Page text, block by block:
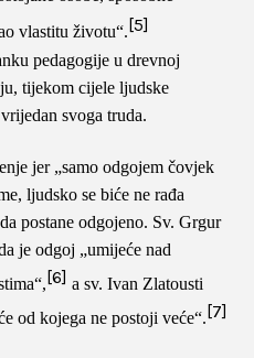
vlastitu životu“.[5]
pedagogije u drevnoj
tijekom cijele ljudske
svoga truda.
jer „samo odgojem čovjek
ljudsko se biće ne rađa
postane odgojeno. Sv. Grgur
je odgoj „umijeće nad
[6] a sv. Ivan Zlatousti
od kojega ne postoji veće“.[7]